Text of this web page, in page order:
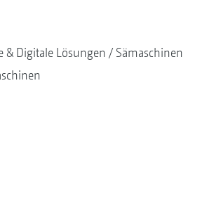
& Digitale Lösungen
Sämaschinen